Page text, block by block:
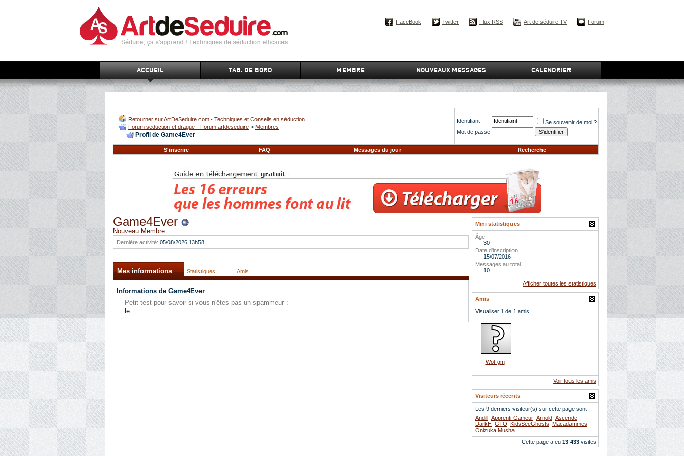
ACCUEIL TAB. DE BORD MEMBRE NOUVEAUX MESSAGES CALENDRIER
FaceBook Twitter Flux RSS Art de séduire TV Forum
Retourner sur ArtDeSeduire.com - Techniques et Conseils en séduction
Forum seduction et drague - Forum artdeseduire > Membres
Profil de Game4Ever
Identifiant
Se souvenir de moi ?
Mot de passe
S'inscrire FAQ Messages du jour Recherche
Game4Ever
Nouveau Membre
Dernière activité: 05/08/2026 13h58
Mes informations Statistiques Amis
Informations de Game4Ever
Petit test pour savoir si vous n'êtes pas un spammeur :
le
Mini statistiques
Âge
30
Date d'inscription
15/07/2016
Messages au total
10
Afficher toutes les statistiques
Amis
Visualiser 1 de 1 amis
Wot-gm
Voir tous les amis
Visiteurs récents
Les 9 derniers visiteur(s) sur cette page sont :
Andill Apprenti Gameur Arnold Ascende
DarkH GTO KidsSeeGhosts Macadammes
Onizuka Musha
Cette page a eu 13 433 visites